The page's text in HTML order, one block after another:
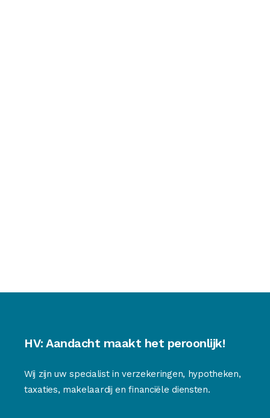
HV: Aandacht maakt het peroonlijk!
Wij zijn uw specialist in verzekeringen, hypotheken,
taxaties, makelaardij en financiële diensten.